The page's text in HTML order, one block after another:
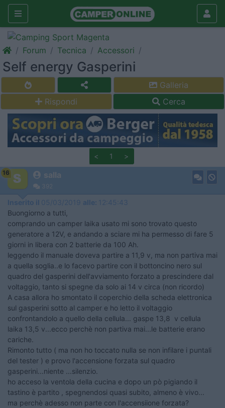
Forum Tecnica Accessori
Self energy Gasperini
Galleria
Rispondi
Cerca
< 1 >
16 salla
392
Inserito il 05/03/2019 alle: 12:45:43
Buongiorno a tutti,
comprando un camper laika usato mi sono trovato questo
generatore a 12V, e andando a sciare mi ha permesso di fare 5
giorni in libera con 2 batterie da 100 Ah.
leggendo il manuale doveva partire a 11,9 v, ma non partiva mai
a quella soglia..e lo facevo partire con il bottoncino nero sul
quadro del gasperini dell'avviamento forzato a prescindere dal
voltaggio, tanto si spegne da solo ai 14 v circa (non ricordo)
A casa allora ho smontato il coperchio della scheda elettronica
sul gasperini sotto al camper e ho letto il voltaggio
confrontandolo a quello della cellula... gaspe 13,8 v cellula
laika 13,5 v...ecco perchè non partiva mai...le batterie erano
cariche.
Rimonto tutto ( ma non ho toccato nulla se non infilare i puntali
del tester ) e provo l'accensione forzata sul quadro
gasperini...niente ...silenzio.
ho acceso la ventola della cucina e dopo un pò pigiando il
tastino è partito , spegnendosi quasi subito, almeno è vivo...
ma perchè adesso non parte con l'accensiione forzata?